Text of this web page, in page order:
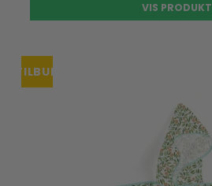
VIS PRODUKT
TILBUD